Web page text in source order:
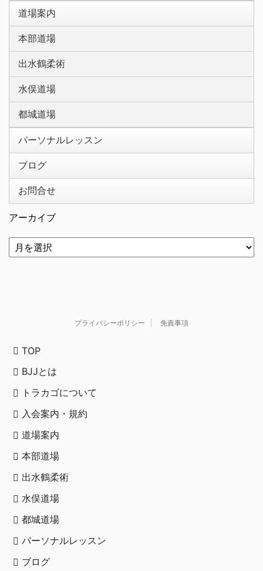
道場案内
本部道場
出水鶴柔術
水俣道場
都城道場
パーソナルレッスン
ブログ
お問合せ
アーカイブ
プライバシーポリシー 免責事項
TOP
BJJとは
トラカゴについて
入会案内・規約
道場案内
本部道場
出水鶴柔術
水俣道場
都城道場
パーソナルレッスン
ブログ